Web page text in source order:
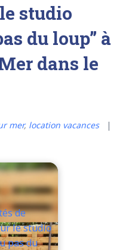
studio
du loup” à
dans le
mer, location vacances
de
le studio
pas du